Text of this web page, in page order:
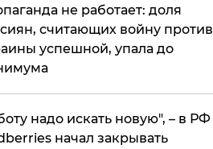
не работает: доля
считающих войну против
успешной, упала до
надо искать новую", – в РФ
начал закрывать